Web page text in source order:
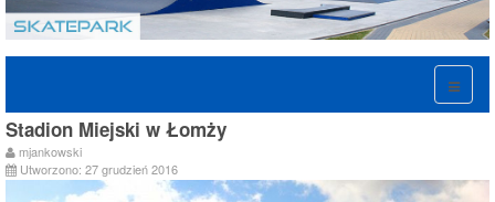
Stadion Miejski w Łomży
mjankowski
Utworzono: 27 grudzień 2016